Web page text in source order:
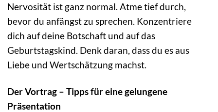
Nervosität ist ganz normal. Atme tief durch,
bevor du anfängst zu sprechen. Konzentriere
dich auf deine Botschaft und auf das
Geburtstagskind. Denk daran, dass du es aus
Liebe und Wertschätzung machst.
Der Vortrag – Tipps für eine gelungene
Präsentation